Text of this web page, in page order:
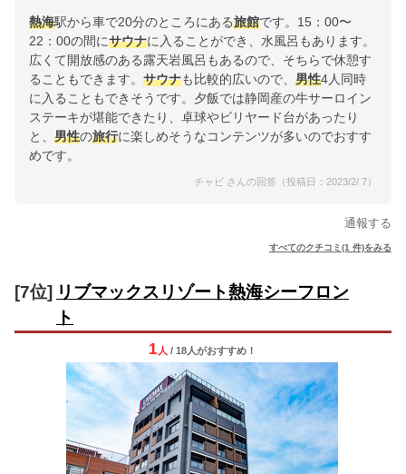
熱海駅から車で20分のところにある旅館です。15：00〜
22：00の間にサウナに入ることができ、水風呂もあります。
広くて開放感のある露天岩風呂もあるので、そちらで休憩す
ることもできます。 サウナも比較的広いので、 男性4人同時
に入ることもできそうです。夕飯では静岡産の牛サーロイン
ステーキが堪能できたり、卓球やビリヤード台があったり
と、 男性の旅行に楽しめそうなコンテンツが多いのでおすす
めです。
チャビ さんの回答（投稿日：2023/2/ 7）
通報する
すべてのクチコミ(1 件)をみる
[7位] リブマックスリゾート熱海シーフロン
ト
1 人 / 18人がおすすめ！